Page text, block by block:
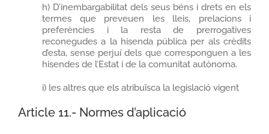
h) D’inembargabilitat dels seus béns i drets en els
termes que preveuen les lleis, prelacions i
preferències i la resta de prerrogatives
reconegudes a la hisenda pública per als crèdits
d’esta, sense perjuí dels que corresponguen a les
hisendes de l’Estat i de la comunitat autònoma.
i) les altres que els atribuïsca la legislació vigent
Article 11.- Normes d’aplicació